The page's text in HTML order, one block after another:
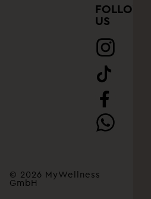
FOLLOW
US
© 2026 MyWellness
GmbH